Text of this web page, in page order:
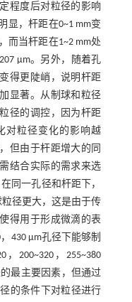
程度后对粒径的影响
显，杆距在0~1 mm变
而当杆距在1~2 mm处
μm。另外，随着孔
得更陡峭，说明杆距
显著。从制球和粒径
径的调控，因为杆距
对粒径变化的影响越
但由于杆距增大的同
结合实际的需求来选
同一孔径和杆距下，
粒径更大，这是由于传
得用于形成微滴的表
430 μm孔径下能够制
200~320，255~380
最主要因素，但通过
的条件下对粒径进行